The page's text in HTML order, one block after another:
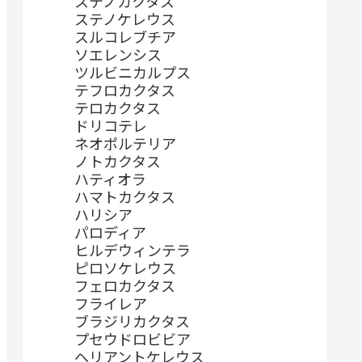
ステノケレウス
スルコレブチア
ソエレンシス
ツルビニカルプス
テフロカクタス
テロカクタス
ドリコテレ
ネオポルテリア
ノトカクタス
ハティオラ
ハマトカクタス
ハリシア
パロディア
ヒルデウィンテラ
ピロソケレウス
フェロカクタス
フライレア
ブラジリカクタス
プセウドロビビア
ヘリアントケレウス